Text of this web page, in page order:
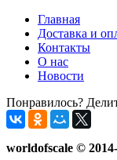
Главная
Доставка и
Контакты
О нас
Новости
Понравилось?
worldofscale ©